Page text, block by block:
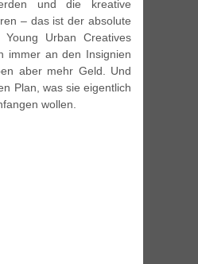
und die kreative
– das ist der absolute
Young Urban Creatives
immer an den Insignien
aber mehr Geld. Und
Plan, was sie eigentlich
wollen.